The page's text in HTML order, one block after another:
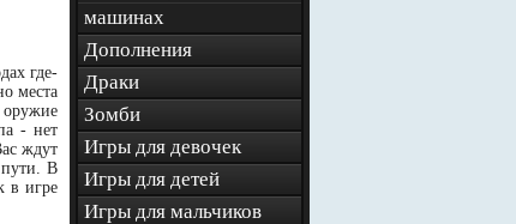
где-
места
- нет
ждут
пути. В
в игре
машинах
Дополнения
Драки
Зомби
Игры для девочек
Игры для детей
Игры для мальчиков